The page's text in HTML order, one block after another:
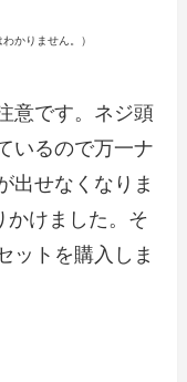
かりません。）
意です。ネジ頭
いるので万一ナ
出せなくなりま
かけました。そ
ットを購入しま